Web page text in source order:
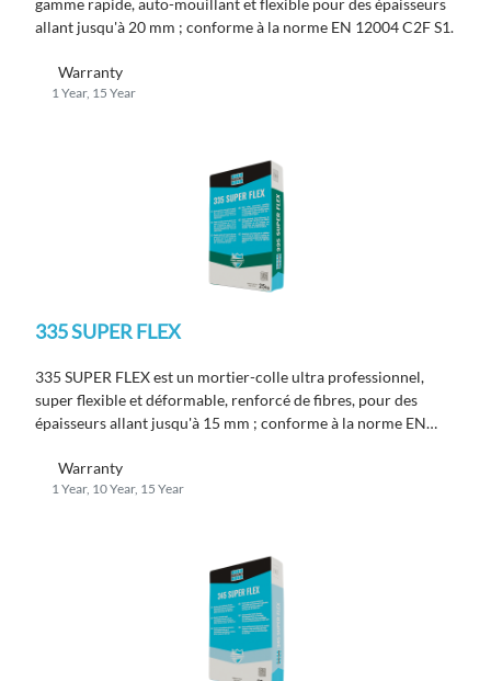
allant jusqu'à 20 mm ; conforme à la norme EN 12004 C2F S1.
Warranty
1 Year, 15 Year
335 SUPER FLEX
335 SUPER FLEX est un mortier-colle ultra professionnel,
super flexible et déformable, renforcé de fibres, pour des
épaisseurs allant jusqu'à 15 mm ; conforme à la norme EN
Warranty
1 Year, 10 Year, 15 Year